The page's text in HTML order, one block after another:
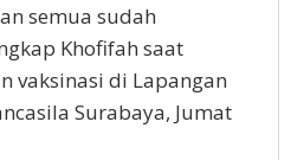
semua sudah
Khofifah saat
vaksinasi di Lapangan
Surabaya, Jumat